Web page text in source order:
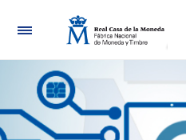
Navegació
Mostra/Amaga